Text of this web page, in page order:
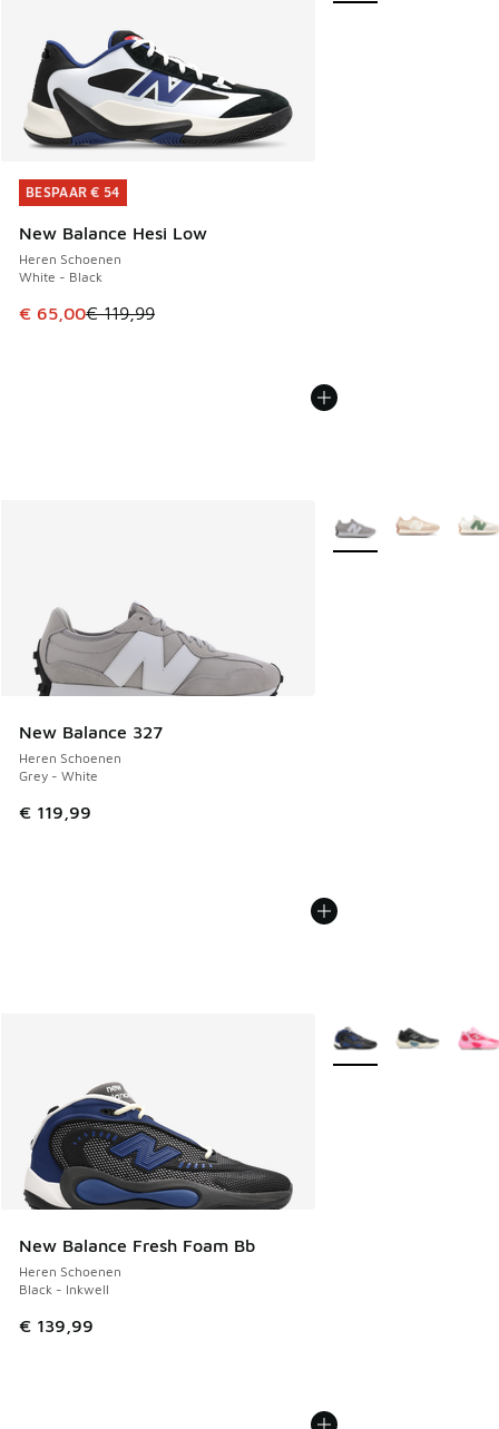
BESPAAR € 54
New Balance Hesi Low
Heren Schoenen
White - Black
Dit artikel is in de uitverkoop. Dit artikel is in de
€ 65,00€ 119,99
BESPAAR € 54
New Balance 327
Heren Schoenen
Grey - White
€ 119,99
Meer kleuren
New Balance Fresh Foam Bb
Heren Schoenen
Black - Inkwell
€ 139,99
Meer kleuren